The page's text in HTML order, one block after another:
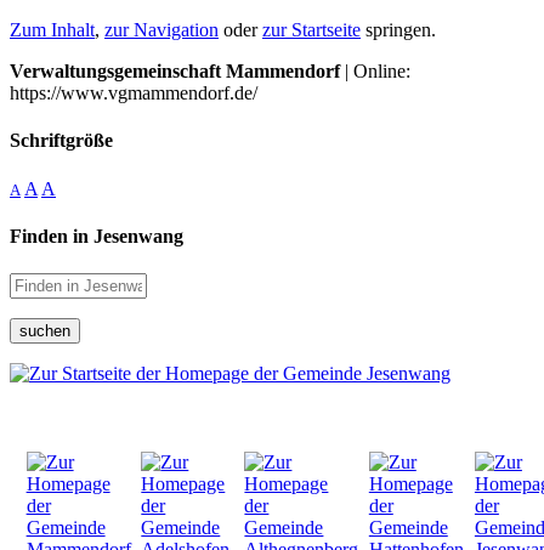
Zum Inhalt, zur Navigation oderzur Startseite springen.
Verwaltungsgemeinschaft Mammendorf| Online:
https://www.vgmammendorf.de/
Schriftgröße
A A A
Finden in Jesenwang
suchen